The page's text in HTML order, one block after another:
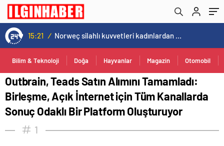
15:21 / Norweç silahlı kuvvetleri kadınlardan oluşan özel kuvvetler eğitimlerini başlattı.
Bilim & Teknoloji Doğa Hayvanlar Magazin Otomobil
Sonuç Odaklı Bir Platform Oluşturuyor
Outbrain, Teads Satın Alımını Tamamladı:
Birleşme, Açık İnternet için Tüm Kanallarda
Sonuç Odaklı Bir Platform Oluşturuyor
1